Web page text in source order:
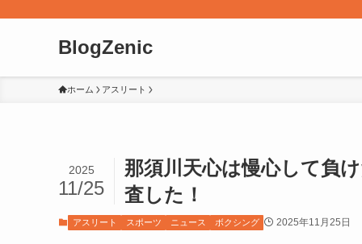
BlogZenic
ホーム アスリート
那須川天心は慢心して負
査した！
2025
11/25
アスリート スポーツ ニュース ボクシング 2025年11月25日